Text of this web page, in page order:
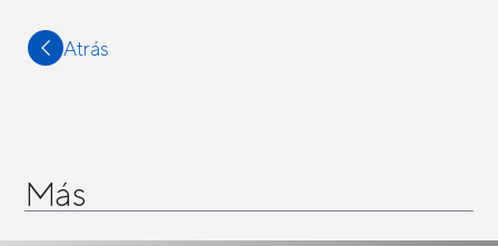
Atrás
Más